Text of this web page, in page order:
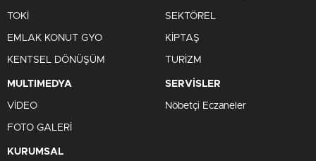
TOKİ
EMLAK KONUT GYO
KENTSEL DÖNÜŞÜM
SEKTÖREL
KİPTAŞ
TURİZM
MULTIMEDYA
VİDEO
FOTO GALERİ
SERVİSLER
Nöbetçi Eczaneler
KURUMSAL